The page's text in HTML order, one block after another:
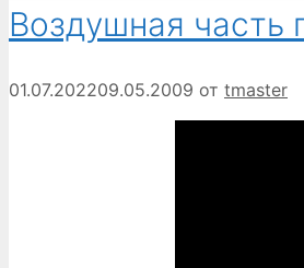
Воздушная часть
01.07.202209.05.2009 от tmaster